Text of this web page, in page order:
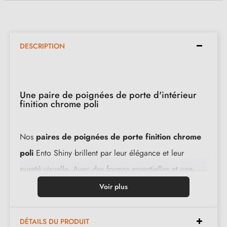
DESCRIPTION
Une paire de poignées de porte d'intérieur
finition chrome poli
Nos paires de poignées de porte finition chrome
poli Ento Shiny brillent par leur élégance et leur
pureté visuelle. Avec des formes essentielles et une
jonction parfaitement maîtrisée, elles sont le fruit d'un
matériau de qualité supérieure, elles garantissent une
Voir plus
DÉTAILS DU PRODUIT